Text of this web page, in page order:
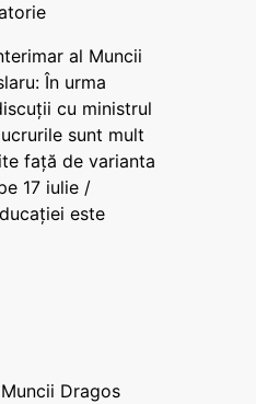
al Muncii
În urma
cu ministrul
sunt mult
față de varianta
17 iulie /
este
Dragos